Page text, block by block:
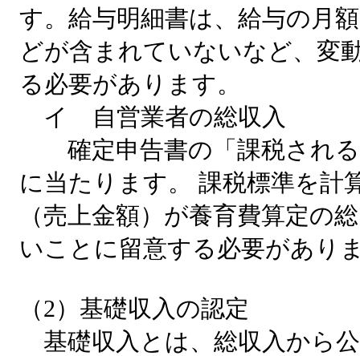
す。給与明細書は、給与の月
どが含まれていないなど、変
る必要があります。
イ 自営業者の総収入
確定申告書の「課税される
に当たります。 課税標準を計
（売上金額）が養育費算定の
いことに留意する必要があり
（2）基礎収入の認定
基礎収入とは、総収入から